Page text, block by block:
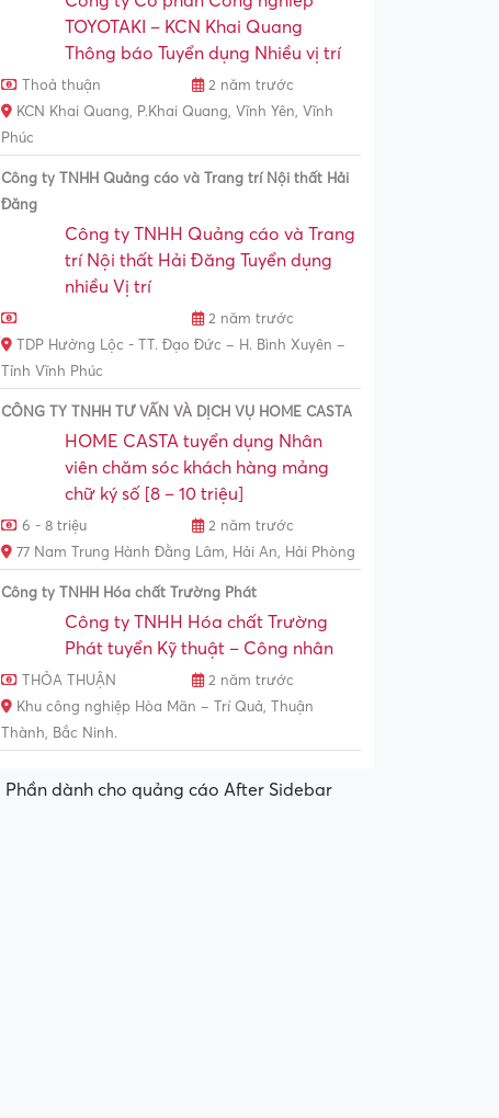
TOYOTAKI – KCN Khai Quang
Thông báo Tuyển dụng Nhiều vị trí
Thoả thuận
2 năm trước
KCN Khai Quang, P.Khai Quang, Vĩnh Yên, Vĩnh
Phúc
Công ty TNHH Quảng cáo và Trang trí Nội thất Hải
Đăng
Công ty TNHH Quảng cáo và Trang
trí Nội thất Hải Đăng Tuyển dụng
nhiều Vị trí
2 năm trước
TDP Hưởng Lộc - TT. Đạo Đức – H. Bình Xuyên –
Tỉnh Vĩnh Phúc
CÔNG TY TNHH TƯ VẤN VÀ DỊCH VỤ HOME CASTA
HOME CASTA tuyển dụng Nhân
viên chăm sóc khách hàng mảng
chữ ký số [8 – 10 triệu]
6 - 8 triệu
2 năm trước
77 Nam Trung Hành Đằng Lâm, Hải An, Hải Phòng
Công ty TNHH Hóa chất Trường Phát
Công ty TNHH Hóa chất Trường
Phát tuyển Kỹ thuật – Công nhân
THỎA THUẬN
2 năm trước
Khu công nghiệp Hòa Mãn – Trí Quả, Thuận
Thành, Bắc Ninh.
Phần dành cho quảng cáo After Sidebar